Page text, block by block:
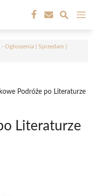
- Ogłoszenia | Sprzedam |
Podróże po Literaturze
Literaturze